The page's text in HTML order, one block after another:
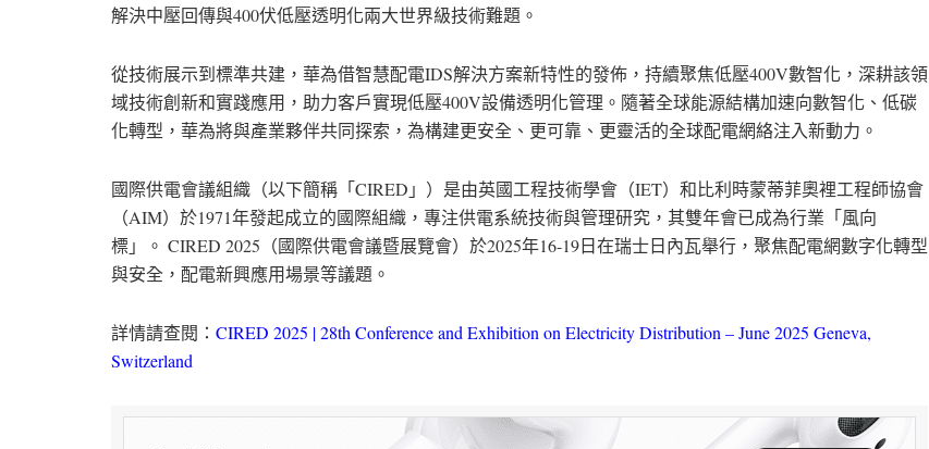
解決中壓回傳與400伏低壓透明化兩大世界級技術難題。
從技術展示到標準共建，華為借智慧配電IDS解決方案新特性的發佈，持續聚焦低壓400V數智化，深耕該領
域技術創新和實踐應用，助力客戶實現低壓400V設備透明化管理。隨著全球能源結構加速向數智化、低碳
化轉型，華為將與產業夥伴共同探索，為構建更安全、更可靠、更靈活的全球配電網絡注入新動力。
國際供電會議組織（以下簡稱「CIRED」）是由英國工程技術學會（IET）和比利時蒙蒂菲奧裡工程師協會
（AIM）於1971年發起成立的國際組織，專注供電系統技術與管理研究，其雙年會已成為行業「風向
標」。 CIRED 2025（國際供電會議暨展覽會）於2025年16-19日在瑞士日內瓦舉行，聚焦配電網數字化轉型
與安全，配電新興應用場景等議題。
詳情請查閱： CIRED 2025 | 28th Conference and Exhibition on Electricity Distribution – June 2025 Geneva,
Switzerland